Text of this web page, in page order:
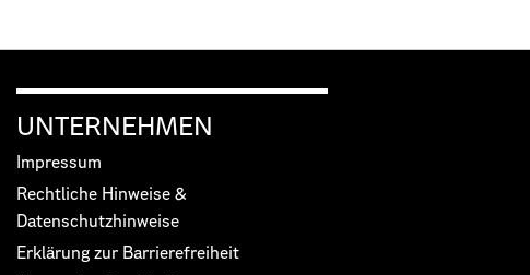
UNTERNEHMEN
Impressum
Rechtliche Hinweise &
Datenschutzhinweise
Erklärung zur Barrierefreiheit